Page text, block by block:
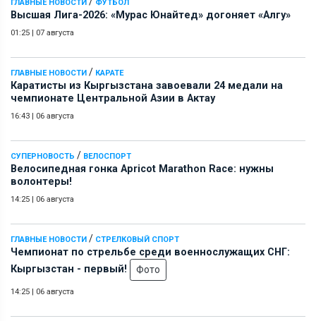
ГЛАВНЫЕ НОВОСТИ ФУТБОЛ
Высшая Лига-2026: «Мурас Юнайтед» догоняет «Алгу»
01:25 | 07 августа
ГЛАВНЫЕ НОВОСТИ / КАРАТЕ
Каратисты из Кыргызстана завоевали 24 медали на
чемпионате Центральной Азии в Актау
16:43 | 06 августа
СУПЕРНОВОСТЬ / ВЕЛОСПОРТ
Велосипедная гонка Apricot Marathon Race: нужны
волонтеры!
14:25 | 06 августа
ГЛАВНЫЕ НОВОСТИ / СТРЕЛКОВЫЙ СПОРТ
Чемпионат по стрельбе среди военнослужащих СНГ:
Кыргызстан - первый!
Фото
14:25 | 06 августа